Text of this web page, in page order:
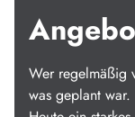
Wer regelmäßig
was geplant war.